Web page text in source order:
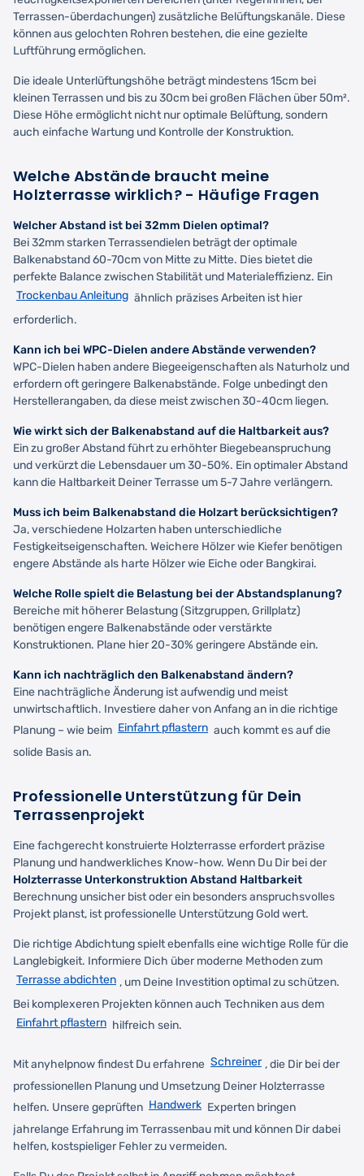
Terrassen-überdachungen) zusätzliche Belüftungskanäle. Diese
können aus gelochten Rohren bestehen, die eine gezielte
Luftführung ermöglichen.
Die ideale Unterlüftungshöhe beträgt mindestens 15cm bei
kleinen Terrassen und bis zu 30cm bei großen Flächen über 50m².
Diese Höhe ermöglicht nicht nur optimale Belüftung, sondern
auch einfache Wartung und Kontrolle der Konstruktion.
Welche Abstände braucht meine
Holzterrasse wirklich? - Häufige Fragen
Welcher Abstand ist bei 32mm Dielen optimal?
Bei 32mm starken Terrassendielen beträgt der optimale
Balkenabstand 60-70cm von Mitte zu Mitte. Dies bietet die
perfekte Balance zwischen Stabilität und Materialeffizienz. Ein
Trockenbau Anleitung ähnlich präzises Arbeiten ist hier
erforderlich.
Kann ich bei WPC-Dielen andere Abstände verwenden?
WPC-Dielen haben andere Biegeeigenschaften als Naturholz und
erfordern oft geringere Balkenabstände. Folge unbedingt den
Herstellerangaben, da diese meist zwischen 30-40cm liegen.
Wie wirkt sich der Balkenabstand auf die Haltbarkeit aus?
Ein zu großer Abstand führt zu erhöhter Biegebeanspruchung
und verkürzt die Lebensdauer um 30-50%. Ein optimaler Abstand
kann die Haltbarkeit Deiner Terrasse um 5-7 Jahre verlängern.
Muss ich beim Balkenabstand die Holzart berücksichtigen?
Ja, verschiedene Holzarten haben unterschiedliche
Festigkeitseigenschaften. Weichere Hölzer wie Kiefer benötigen
engere Abstände als harte Hölzer wie Eiche oder Bangkirai.
Welche Rolle spielt die Belastung bei der Abstandsplanung?
Bereiche mit höherer Belastung (Sitzgruppen, Grillplatz)
benötigen engere Balkenabstände oder verstärkte
Konstruktionen. Plane hier 20-30% geringere Abstände ein.
Kann ich nachträglich den Balkenabstand ändern?
Eine nachträgliche Änderung ist aufwendig und meist
unwirtschaftlich. Investiere daher von Anfang an in die richtige
Planung – wie beim Einfahrt pflastern auch kommt es auf die
solide Basis an.
Professionelle Unterstützung für Dein
Terrassenprojekt
Eine fachgerecht konstruierte Holzterrasse erfordert präzise
Planung und handwerkliches Know-how. Wenn Du Dir bei der
Holzterrasse Unterkonstruktion Abstand Haltbarkeit
Berechnung unsicher bist oder ein besonders anspruchsvolles
Projekt planst, ist professionelle Unterstützung Gold wert.
Die richtige Abdichtung spielt ebenfalls eine wichtige Rolle für die
Langlebigkeit. Informiere Dich über moderne Methoden zum
Terrasse abdichten , um Deine Investition optimal zu schützen.
Bei komplexeren Projekten können auch Techniken aus dem
Einfahrt pflastern hilfreich sein.
Mit anyhelpnow findest Du erfahrene Schreiner , die Dir bei der
professionellen Planung und Umsetzung Deiner Holzterrasse
helfen. Unsere geprüften Handwerk Experten bringen
jahrelange Erfahrung im Terrassenbau mit und können Dir dabei
helfen, kostspieliger Fehler zu vermeiden.